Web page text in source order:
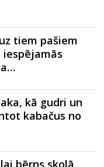
tiem pašiem
iespējamās
kā gudri un
kabačus no
bērns skolā